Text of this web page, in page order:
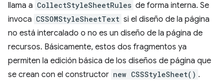
llama a CollectStyleSheetRules de forma interna. Se
invoca CSSOMStyleSheetText si el diseño de la página
no está intercalado o no es un diseño de la página de
recursos. Básicamente, estos dos fragmentos ya
permiten la edición básica de los diseños de página que
se crean con el constructor new CSSStyleSheet() .